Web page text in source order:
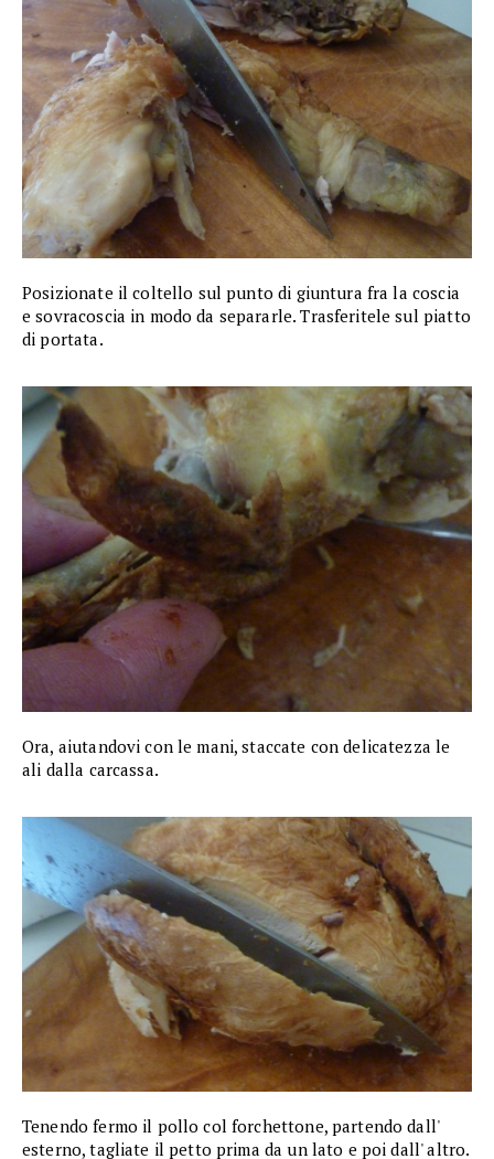
Posizionate il coltello sul punto di giuntura fra la coscia
e sovracoscia in modo da separarle. Trasferitele sul piatto
di portata.
Ora, aiutandovi con le mani, staccate con delicatezza le
ali dalla carcassa.
Tenendo fermo il pollo col forchettone, partendo dall'
esterno, tagliate il petto prima da un lato e poi dall' altro.